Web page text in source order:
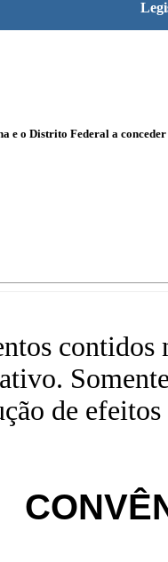
e o Distrito Federal a
contidos
de